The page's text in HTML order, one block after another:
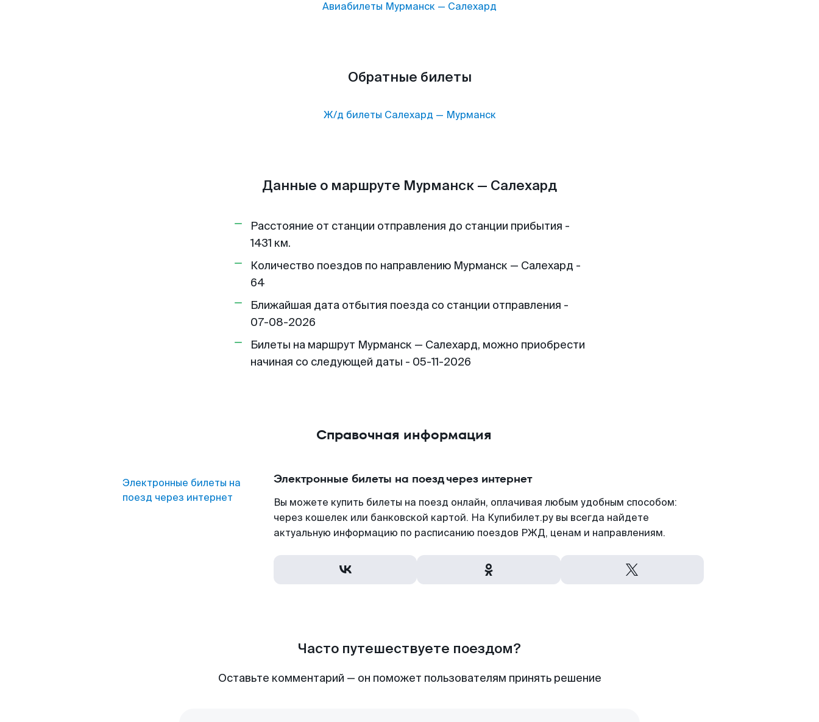
Авиабилеты Мурманск — Салехард
Обратные билеты
Ж/д билеты Салехард — Мурманск
Данные о маршруте Мурманск — Салехард
Расстояние от станции отправления до станции прибытия -
1431 км.
Количество поездов по направлению Мурманск — Салехард -
64
Ближайшая дата отбытия поезда со станции отправления -
07-08-2026
Билеты на маршрут Мурманск — Салехард, можно приобрести
начиная со следующей даты - 05-11-2026
Справочная информация
Электронные билеты на
поезд через интернет
Электронные билеты на поезд через интернет
Вы можете купить билеты на поезд онлайн, оплачивая любым удобным способом:
через кошелек или банковской картой. На Купибилет.ру вы всегда найдете
актуальную информацию по расписанию поездов РЖД, ценам и направлениям.
Часто путешествуете поездом?
Оставьте комментарий — он поможет пользователям принять решение